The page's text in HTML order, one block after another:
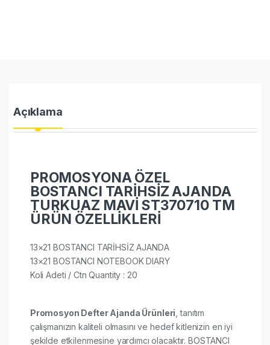
Açıklama
PROMOSYONA ÖZEL
BOSTANCI TARİHSİZ AJANDA
TURKUAZ MAVİ ST370710 TM
ÜRÜN ÖZELLİKLERİ
13×21 BOSTANCI TARİHSİZ AJANDA
13×21 BOSTANCI NOTEBOOK DIARY
Koli Adeti / Ctn Quantity : 20​​​
Promosyon Defter Ajanda Ürünleri , tanıtım
çalışmanızın kaliteli olmasını ve hedef kitlenizin en iyi
şekilde etkilenmesine yardımcı olacaktır. BOSTANCI